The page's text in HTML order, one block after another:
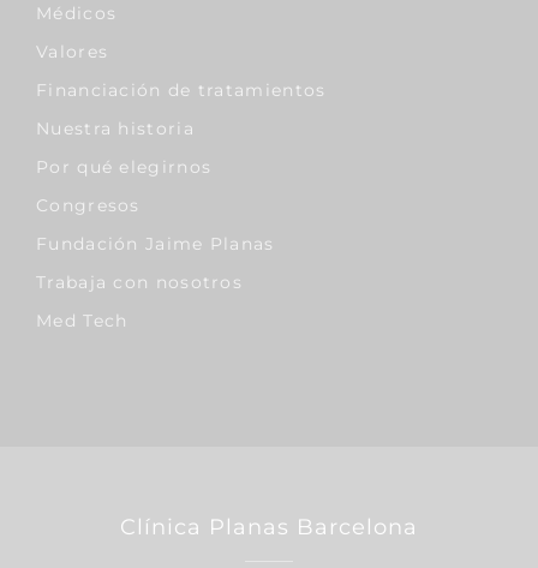
Médicos
Valores
Financiación de tratamientos
Nuestra historia
Por qué elegirnos
Congresos
Fundación Jaime Planas
Trabaja con nosotros
Med Tech
Clínica Planas Barcelona